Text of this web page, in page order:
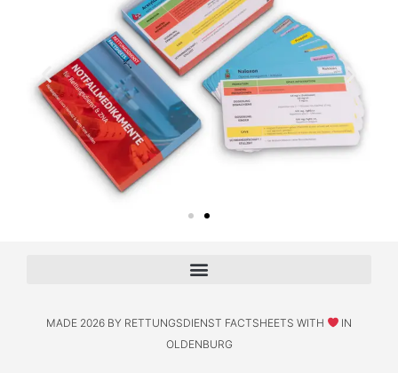
MADE 2026 BY RETTUNGSDIENST FACTSHEETS WITH
IN
OLDENBURG